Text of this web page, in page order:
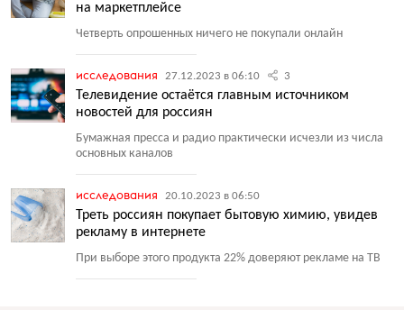
на маркетплейсе
Четверть опрошенных ничего не покупали онлайн
исследования 27.12.2023 в 06:10 3
Телевидение остаётся главным источником
новостей для россиян
Бумажная пресса и радио практически исчезли из числа
основных каналов
исследования 20.10.2023 в 06:50
Треть россиян покупает бытовую химию, увидев
рекламу в интернете
При выборе этого продукта 22% доверяют рекламе на ТВ